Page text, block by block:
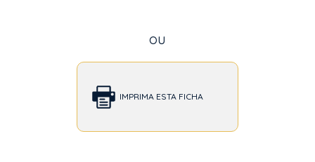
ou
IMPRIMA ESTA FICHA